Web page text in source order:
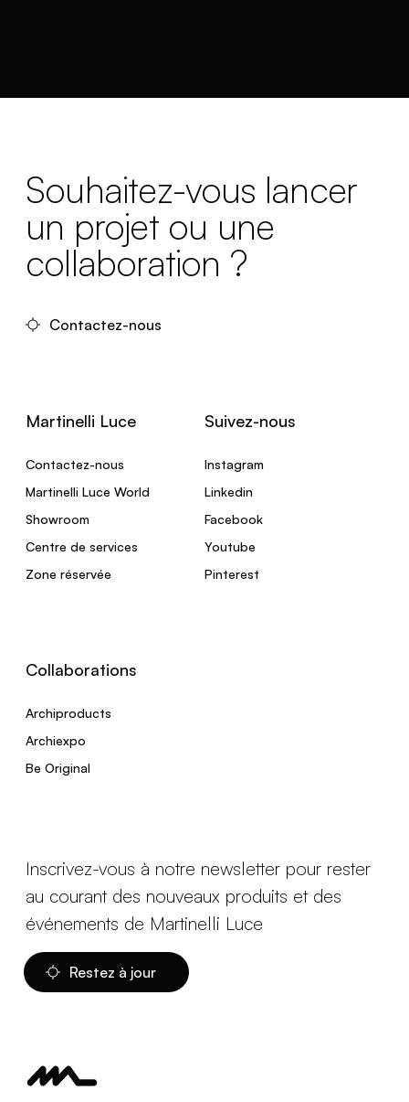
Souhaitez-vous lancer
un projet ou une
collaboration ?
Contactez-nous
Martinelli Luce
Contactez-nous
Martinelli Luce World
Showroom
Centre de services
Zone réservée
Suivez-nous
Instagram
Linkedin
Facebook
Youtube
Pinterest
Collaborations
Archiproducts
Archiexpo
Be Original
Inscrivez-vous à notre newsletter pour rester
au courant des nouveaux produits et des
événements de Martinelli Luce
Restez à jour